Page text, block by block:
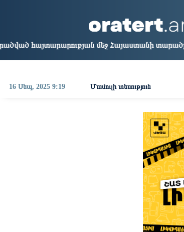
Los Angeles
02:15
Beijing
17:15
մեջ Հայաստանի տարածքը 29800 քառակուսի
16 Սեպ, 2025 9:19 Մամուլի տեսություն